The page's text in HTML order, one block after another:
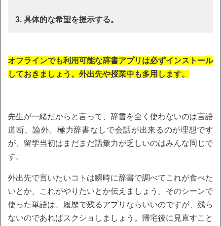
3. 具体的な希望を提示する。
オフラインでも利用可能な辞書アプリは必ずインストール
しておきましょう。外出先や授業中も多用します。
先生が一緒だからと言って、辞書を全く使わないのは言語
道断、論外。極力辞書なしで会話が出来るのが理想です
が、留学当初はまだまだ語彙力が乏しいのはみんな同じで
す。
外出先で言いたいコトは瞬時に辞書で調べてこれが食べた
いとか、これがやりたいとか伝えましょう。そのシーンで
使った単語は、履歴で残るアプリならいいのですが、残ら
ないのであればスクショしましょう。帰宅後に見直すこと